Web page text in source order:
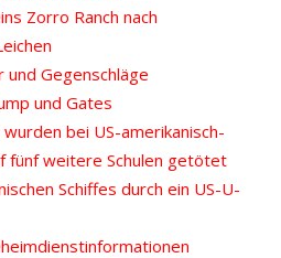
Zorro Ranch nach
Gegenschläge
und Gates
bei US-amerikanisch-
fünf weitere Schulen getötet
Schiffes durch ein US-U-